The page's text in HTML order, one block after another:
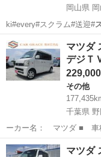
岡山県
ki#every#スクラム#送迎#
リイワ…
岡山 エブ
マツダ
デジ
その他
千葉県
ーカー名： マツダ ■ 車
名： ＰＸターボ ナ…
千葉 野田市 その他
マツダ